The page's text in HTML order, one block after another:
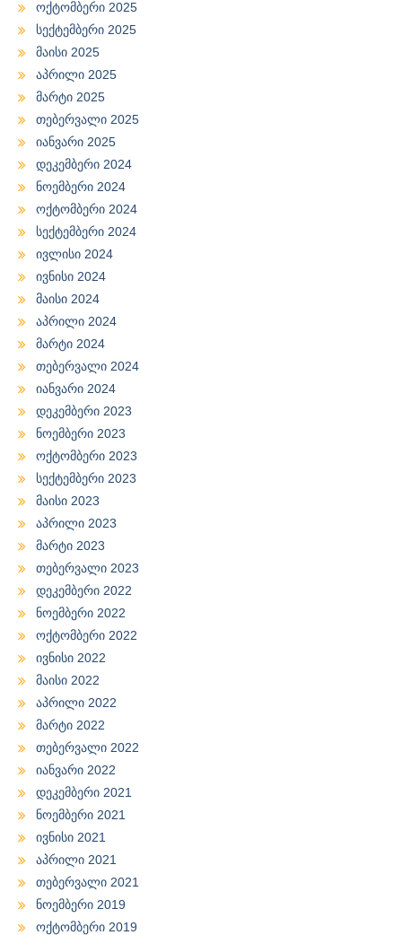
ოქტომბერი 2025
სექტემბერი 2025
მაისი 2025
აპრილი 2025
მარტი 2025
თებერვალი 2025
იანვარი 2025
დეკემბერი 2024
ნოემბერი 2024
ოქტომბერი 2024
სექტემბერი 2024
ივლისი 2024
ივნისი 2024
მაისი 2024
აპრილი 2024
მარტი 2024
თებერვალი 2024
იანვარი 2024
დეკემბერი 2023
ნოემბერი 2023
ოქტომბერი 2023
სექტემბერი 2023
მაისი 2023
აპრილი 2023
მარტი 2023
თებერვალი 2023
დეკემბერი 2022
ნოემბერი 2022
ოქტომბერი 2022
ივნისი 2022
მაისი 2022
აპრილი 2022
მარტი 2022
თებერვალი 2022
იანვარი 2022
დეკემბერი 2021
ნოემბერი 2021
ივნისი 2021
აპრილი 2021
თებერვალი 2021
ნოემბერი 2019
ოქტომბერი 2019